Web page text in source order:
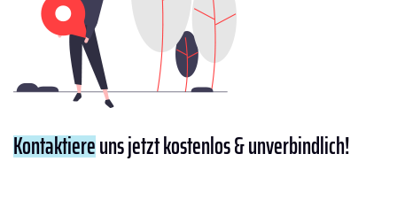
Kontaktiereuns jetzt kostenlos & unverbindlich!